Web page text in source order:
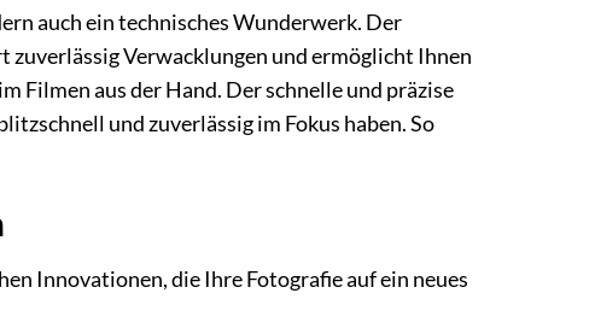
auch ein technisches Wunderwerk. Der
Verwacklungen und ermöglicht Ihnen
Filmen aus der Hand. Der schnelle und präzise
und zuverlässig im Fokus haben. So
Innovationen, die Ihre Fotografie auf ein neues